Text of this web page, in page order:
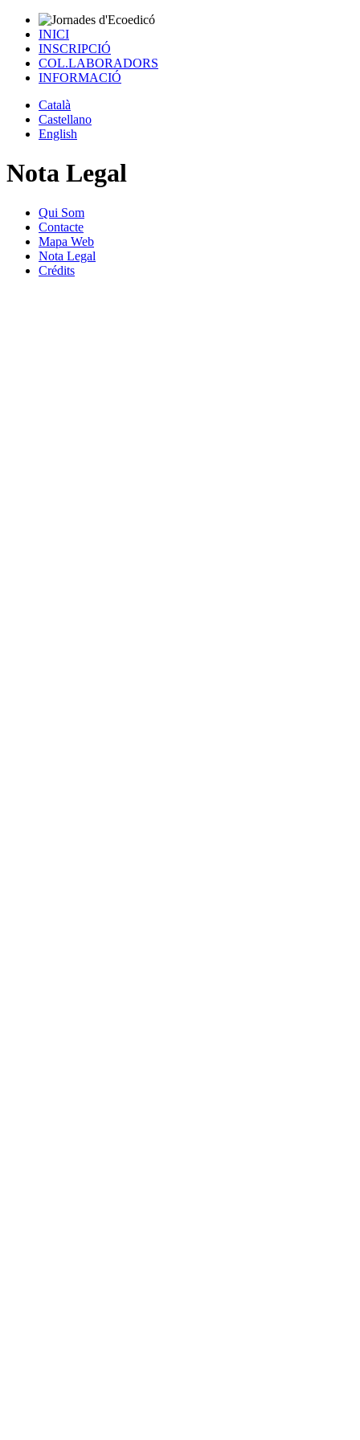
INICI
INSCRIPCIÓ
COL.LABORADORS
INFORMACIÓ
Català
Castellano
English
Nota Legal
Qui Som
Contacte
Mapa Web
Nota Legal
Crédits